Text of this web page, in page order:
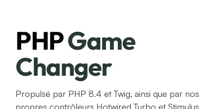
PHPGame
Changer
Propulsé par PHP 8.4 et Twig, ainsi que par nos
propres contrôleurs Hotwired Turbo et Stimulus,